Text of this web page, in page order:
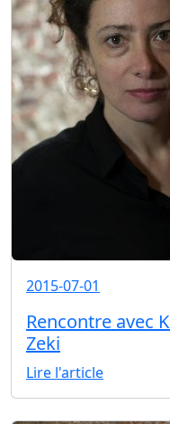
2015-07-01
Rencontre avec
Zeki
Lire l'article